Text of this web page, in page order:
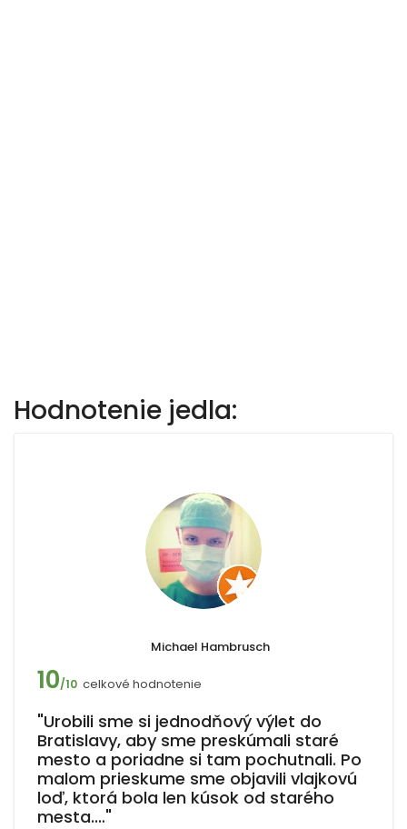
Hodnotenie jedla:
Michael Hambrusch
10/10 celkové hodnotenie
"Urobili sme si jednodňový výlet do
Bratislavy, aby sme preskúmali staré
mesto a poriadne si tam pochutnali. Po
malom prieskume sme objavili vlajkovú
loď, ktorá bola len kúsok od starého
mesta.…"